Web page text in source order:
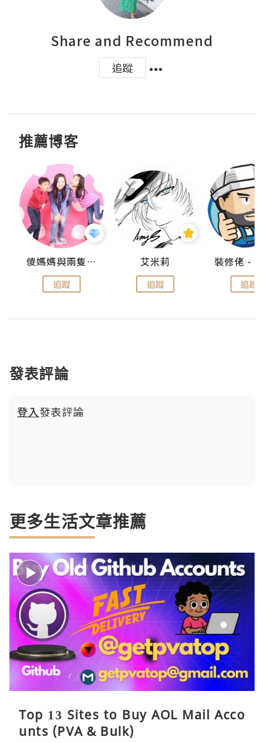
Share and Recommend
追蹤
推薦博客
儍媽媽與兩隻小魔怪之家
追蹤
艾米莉
追蹤 追蹤
發表評論
登入發表評論
更多生活文章推薦
Top 13 Sites to Buy AOL Mail Acco
unts (PVA & Bulk)